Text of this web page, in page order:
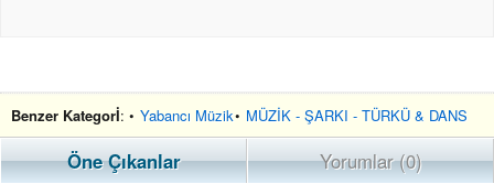
Benzer Kategorİ: • Yabancı Müzik• MÜZİK - ŞARKI - TÜRKÜ & DANS
Öne Çıkanlar Yorumlar (0)